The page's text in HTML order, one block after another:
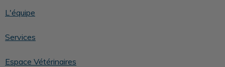
L'équipe
Services
Espace Vétérinaires